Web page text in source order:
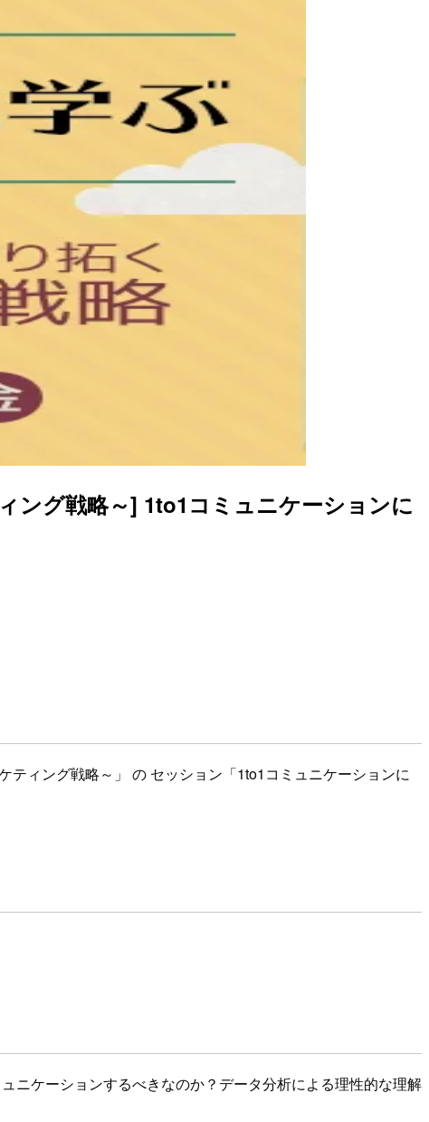
ング戦略～] 1to1コミュニケーションに
ィング戦略～」 の セッション「1to1コミュニケーションに
ニケーションするべきなのか？データ分析による理性的な理解